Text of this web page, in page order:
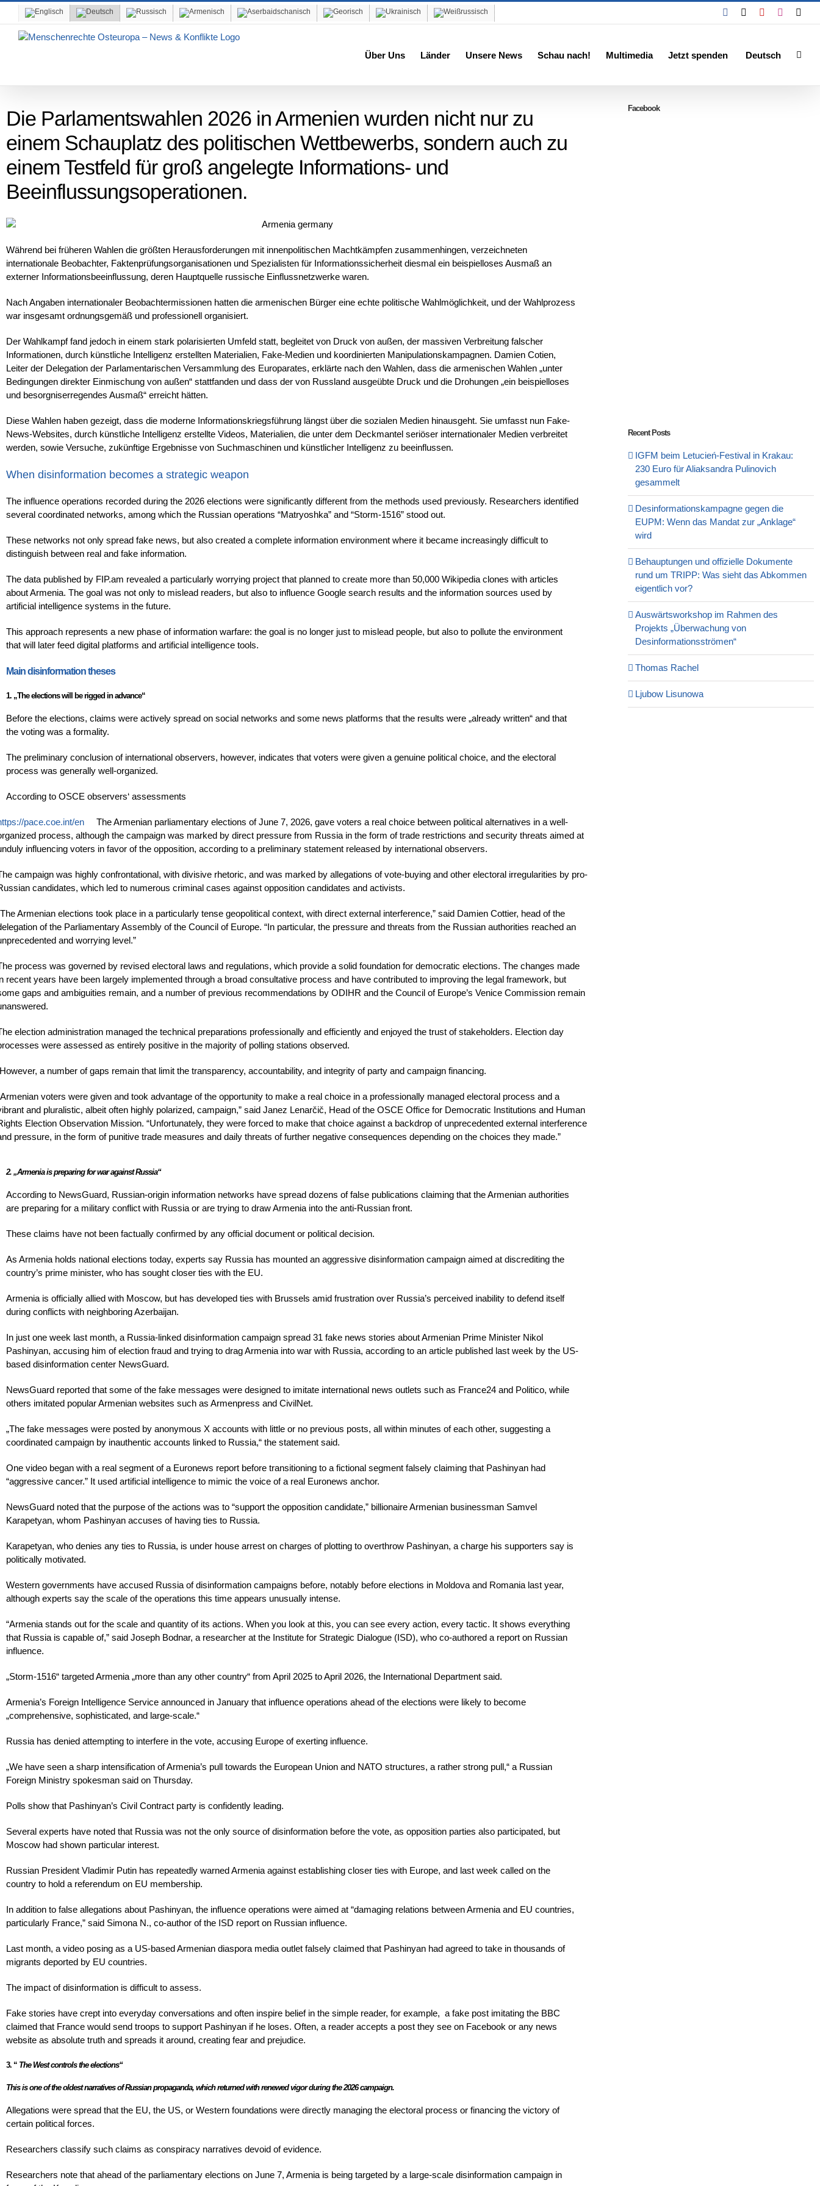
content
Facebook YouTubeInstagram
Über Uns Länder Unsere News Schau nach! Multimedia Jetzt spenden Deutsch
Die Parlamentswahlen 2026 in Armenien wurden nicht nur zu
einem Schauplatz des politischen Wettbewerbs, sondern auch zu
einem Testfeld für groß angelegte Informations- und
Beeinflussungsoperationen.
Während bei früheren Wahlen die größten Herausforderungen mit innenpolitischen Machtkämpfen zusammenhingen, verzeichneten
internationale Beobachter, Faktenprüfungsorganisationen und Spezialisten für Informationssicherheit diesmal ein beispielloses Ausmaß an
externer Informationsbeeinflussung, deren Hauptquelle russische Einflussnetzwerke waren.
Nach Angaben internationaler Beobachtermissionen hatten die armenischen Bürger eine echte politische Wahlmöglichkeit, und der Wahlprozess
war insgesamt ordnungsgemäß und professionell organisiert.
Der Wahlkampf fand jedoch in einem stark polarisierten Umfeld statt, begleitet von Druck von außen, der massiven Verbreitung falscher
Informationen, durch künstliche Intelligenz erstellten Materialien, Fake-Medien und koordinierten Manipulationskampagnen. Damien Cotien,
Leiter der Delegation der Parlamentarischen Versammlung des Europarates, erklärte nach den Wahlen, dass die armenischen Wahlen „unter
Bedingungen direkter Einmischung von außen“ stattfanden und dass der von Russland ausgeübte Druck und die Drohungen „ein beispielloses
und besorgniserregendes Ausmaß“ erreicht hätten.
Diese Wahlen haben gezeigt, dass die moderne Informationskriegsführung längst über die sozialen Medien hinausgeht. Sie umfasst nun Fake-
News-Websites, durch künstliche Intelligenz erstellte Videos, Materialien, die unter dem Deckmantel seriöser internationaler Medien verbreitet
werden, sowie Versuche, zukünftige Ergebnisse von Suchmaschinen und künstlicher Intelligenz zu beeinflussen.
When disinformation becomes a strategic weapon
The influence operations recorded during the 2026 elections were significantly different from the methods used previously. Researchers identified
several coordinated networks, among which the Russian operations “Matryoshka” and “Storm-1516” stood out.
These networks not only spread fake news, but also created a complete information environment where it became increasingly difficult to
distinguish between real and fake information.
The data published by FIP.am revealed a particularly worrying project that planned to create more than 50,000 Wikipedia clones with articles
about Armenia. The goal was not only to mislead readers, but also to influence Google search results and the information sources used by
artificial intelligence systems in the future.
This approach represents a new phase of information warfare: the goal is no longer just to mislead people, but also to pollute the environment
that will later feed digital platforms and artificial intelligence tools.
Main disinformation theses
1. „The elections will be rigged in advance“
Before the elections, claims were actively spread on social networks and some news platforms that the results were „already written“ and that
the voting was a formality.
The preliminary conclusion of international observers, however, indicates that voters were given a genuine political choice, and the electoral
process was generally well-organized.
According to OSCE observers‘ assessments
pace.coe.int/en
The Armenian parliamentary elections of June 7, 2026, gave voters a real choice between political alternatives in a well-
process, although the campaign was marked by direct pressure from Russia in the form of trade restrictions and security threats aimed at
influencing voters in favor of the opposition, according to a preliminary statement released by international observers.
campaign was highly confrontational, with divisive rhetoric, and was marked by allegations of vote-buying and other electoral irregularities by pro-
candidates, which led to numerous criminal cases against opposition candidates and activists.
Armenian elections took place in a particularly tense geopolitical context, with direct external interference,” said Damien Cottier, head of the
of the Parliamentary Assembly of the Council of Europe. “In particular, the pressure and threats from the Russian authorities reached an
and worrying level.”
process was governed by revised electoral laws and regulations, which provide a solid foundation for democratic elections. The changes made
recent years have been largely implemented through a broad consultative process and have contributed to improving the legal framework, but
gaps and ambiguities remain, and a number of previous recommendations by ODIHR and the Council of Europe’s Venice Commission remain
election administration managed the technical preparations professionally and efficiently and enjoyed the trust of stakeholders. Election day
were assessed as entirely positive in the majority of polling stations observed.
a number of gaps remain that limit the transparency, accountability, and integrity of party and campaign financing.
voters were given and took advantage of the opportunity to make a real choice in a professionally managed electoral process and a
and pluralistic, albeit often highly polarized, campaign,” said Janez Lenarčič, Head of the OSCE Office for Democratic Institutions and Human
Election Observation Mission. “Unfortunately, they were forced to make that choice against a backdrop of unprecedented external interference
pressure, in the form of punitive trade measures and daily threats of further negative consequences depending on the choices they made.”
2. „Armenia is preparing for war against Russia“
According to NewsGuard, Russian-origin information networks have spread dozens of false publications claiming that the Armenian authorities
are preparing for a military conflict with Russia or are trying to draw Armenia into the anti-Russian front.
These claims have not been factually confirmed by any official document or political decision.
As Armenia holds national elections today, experts say Russia has mounted an aggressive disinformation campaign aimed at discrediting the
country’s prime minister, who has sought closer ties with the EU.
Armenia is officially allied with Moscow, but has developed ties with Brussels amid frustration over Russia’s perceived inability to defend itself
during conflicts with neighboring Azerbaijan.
In just one week last month, a Russia-linked disinformation campaign spread 31 fake news stories about Armenian Prime Minister Nikol
Pashinyan, accusing him of election fraud and trying to drag Armenia into war with Russia, according to an article published last week by the US-
based disinformation center NewsGuard.
NewsGuard reported that some of the fake messages were designed to imitate international news outlets such as France24 and Politico, while
others imitated popular Armenian websites such as Armenpress and CivilNet.
„The fake messages were posted by anonymous X accounts with little or no previous posts, all within minutes of each other, suggesting a
coordinated campaign by inauthentic accounts linked to Russia,“ the statement said.
One video began with a real segment of a Euronews report before transitioning to a fictional segment falsely claiming that Pashinyan had
“aggressive cancer.” It used artificial intelligence to mimic the voice of a real Euronews anchor.
NewsGuard noted that the purpose of the actions was to “support the opposition candidate,” billionaire Armenian businessman Samvel
Karapetyan, whom Pashinyan accuses of having ties to Russia.
Karapetyan, who denies any ties to Russia, is under house arrest on charges of plotting to overthrow Pashinyan, a charge his supporters say is
politically motivated.
Western governments have accused Russia of disinformation campaigns before, notably before elections in Moldova and Romania last year,
although experts say the scale of the operations this time appears unusually intense.
“Armenia stands out for the scale and quantity of its actions. When you look at this, you can see every action, every tactic. It shows everything
that Russia is capable of,” said Joseph Bodnar, a researcher at the Institute for Strategic Dialogue (ISD), who co-authored a report on Russian
influence.
„Storm-1516“ targeted Armenia „more than any other country“ from April 2025 to April 2026, the International Department said.
Armenia’s Foreign Intelligence Service announced in January that influence operations ahead of the elections were likely to become
„comprehensive, sophisticated, and large-scale.“
Russia has denied attempting to interfere in the vote, accusing Europe of exerting influence.
„We have seen a sharp intensification of Armenia’s pull towards the European Union and NATO structures, a rather strong pull,“ a Russian
Foreign Ministry spokesman said on Thursday.
Polls show that Pashinyan’s Civil Contract party is confidently leading.
Several experts have noted that Russia was not the only source of disinformation before the vote, as opposition parties also participated, but
Moscow had shown particular interest.
Russian President Vladimir Putin has repeatedly warned Armenia against establishing closer ties with Europe, and last week called on the
country to hold a referendum on EU membership.
In addition to false allegations about Pashinyan, the influence operations were aimed at “damaging relations between Armenia and EU countries,
particularly France,” said Simona N., co-author of the ISD report on Russian influence.
Last month, a video posing as a US-based Armenian diaspora media outlet falsely claimed that Pashinyan had agreed to take in thousands of
migrants deported by EU countries.
The impact of disinformation is difficult to assess.
Fake stories have crept into everyday conversations and often inspire belief in the simple reader, for example, a fake post imitating the BBC
claimed that France would send troops to support Pashinyan if he loses. Often, a reader accepts a post they see on Facebook or any news
website as absolute truth and spreads it around, creating fear and prejudice.
3. “ The West controls the elections“
This is one of the oldest narratives of Russian propaganda, which returned with renewed vigor during the 2026 campaign.
Allegations were spread that the EU, the US, or Western foundations were directly managing the electoral process or financing the victory of
certain political forces.
Researchers classify such claims as conspiracy narratives devoid of evidence.
Researchers note that ahead of the parliamentary elections on June 7, Armenia is being targeted by a large-scale disinformation campaign in
Facebook
Recent Posts
IGFM beim Letucień-Festival in Krakau:
230 Euro für Aliaksandra Pulinovich
gesammelt
Desinformationskampagne gegen die
EUPM: Wenn das Mandat zur „Anklage“
wird
Behauptungen und offizielle Dokumente
rund um TRIPP: Was sieht das Abkommen
eigentlich vor?
Auswärtsworkshop im Rahmen des
Projekts „Überwachung von
Desinformationsströmen“
Thomas Rachel
Ljubow Lisunowa